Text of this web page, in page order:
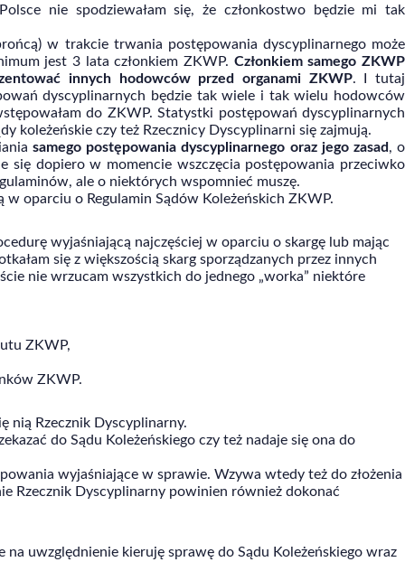
nie spodziewałam się, że członkostwo będzie mi tak
w trakcie trwania postępowania dyscyplinarnego może
jest 3 lata członkiem ZKWP. Członkiem samego ZKWP
innych hodowców przed organami ZKWP. I tutaj
dyscyplinarnych będzie tak wiele i tak wielu hodowców
do ZKWP. Statystki postępowań dyscyplinarnych
koleżeńskie czy też Rzecznicy Dyscyplinarni się zajmują.
samego postępowania dyscyplinarnego oraz jego zasad, o
dopiero w momencie wszczęcia postępowania przeciwko
ale o niektórych wspomnieć muszę.
w oparciu o Regulamin Sądów Koleżeńskich ZKWP.
wyjaśniającą najczęściej w oparciu o skargę lub mając
się z większością skarg sporządzanych przez innych
nie wrzucam wszystkich do jednego „worka” niektóre
ZKWP,
ZKWP.
nią Rzecznik Dyscyplinarny.
do Sądu Koleżeńskiego czy też nadaje się ona do
wyjaśniające w sprawie. Wzywa wtedy też do złożenia
Rzecznik Dyscyplinarny powinien również dokonać
na uwzględnienie kieruję sprawę do Sądu Koleżeńskiego wraz